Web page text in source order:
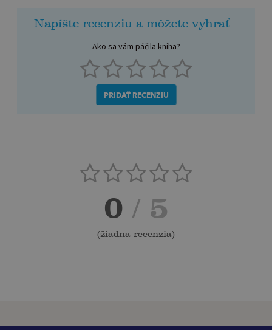
Napíšte recenziu a môžete vyhrať
Ako sa vám páčila kniha?
PRIDAŤ RECENZIU
0 / 5
(žiadna recenzia)